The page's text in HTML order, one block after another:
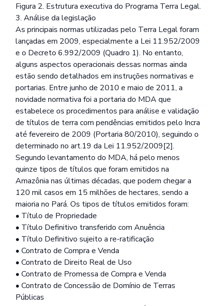
Figura 2. Estrutura executiva do Programa Terra Legal.
3. Análise da legislação
As principais normas utilizadas pelo Terra Legal foram
lançadas em 2009, especialmente a Lei 11.952/2009
e o Decreto 6.992/2009 (Quadro 1). No entanto,
alguns aspectos operacionais dessas normas ainda
estão sendo detalhados em instruções normativas e
portarias. Entre junho de 2010 e maio de 2011, a
novidade normativa foi a portaria do MDA que
estabelece os procedimentos para análise e validação
de títulos de terra com pendências emitidos pelo Incra
até fevereiro de 2009 (Portaria 80/2010), seguindo o
determinado no art.19 da Lei 11.952/2009[2].
Segundo levantamento do MDA, há pelo menos
quinze tipos de títulos que foram emitidos na
Amazônia nas últimas décadas, que podem chegar a
120 mil casos em 15 milhões de hectares, sendo a
maioria no Pará. Os tipos de títulos emitidos foram:
• Título de Propriedade
• Título Definitivo transferido com Anuência
• Título Definitivo sujeito a re-ratificação
• Contrato de Compra e Venda
• Contrato de Direito Real de Uso
• Contrato de Promessa de Compra e Venda
• Contrato de Concessão de Domínio de Terras
Públicas